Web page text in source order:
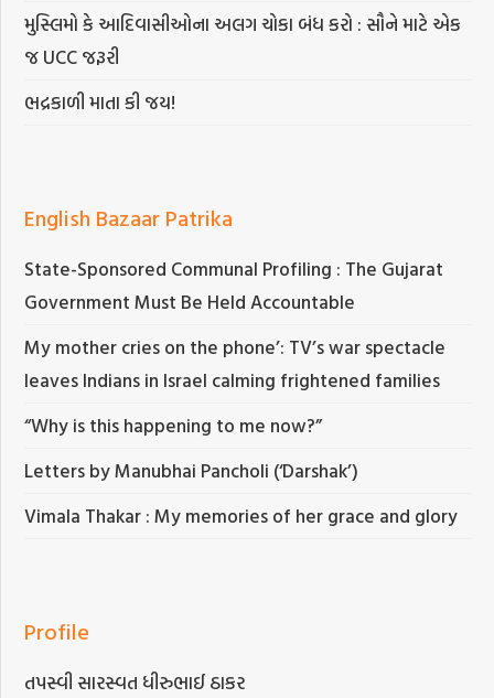
મુસ્લિમો કે આદિવાસીઓના અલગ ચોકા બંધ કરો : સૌને માટે એક
જ UCC જરૂરી
ભદ્રકાળી માતા કી જય!
English Bazaar Patrika
State-Sponsored Communal Profiling : The Gujarat
Government Must Be Held Accountable
My mother cries on the phone’: TV’s war spectacle
leaves Indians in Israel calming frightened families
“Why is this happening to me now?”
Letters by Manubhai Pancholi (‘Darshak’)
Vimala Thakar : My memories of her grace and glory
Profile
તપસ્વી સારસ્વત ધીરુભાઈ ઠાકર